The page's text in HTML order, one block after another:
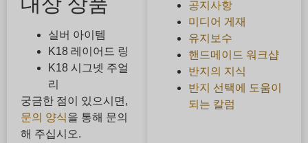
실버 아이템
K18 레이어드 링
K18 시그넷 주얼
리
궁금한 점이 있으시면,
문의 양식을 통해 문의
해 주십시오.
공지사항
미디어 게재
유지보수
핸드메이드 워크샵
반지의 지식
반지 선택에 도움이
되는 칼럼